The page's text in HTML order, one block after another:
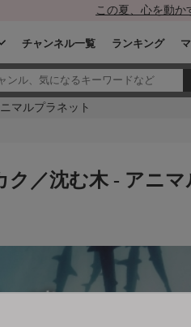
この夏、心を動か
チャンネル一覧 ランキング
マルプラネット
／沈む木 - アニマ